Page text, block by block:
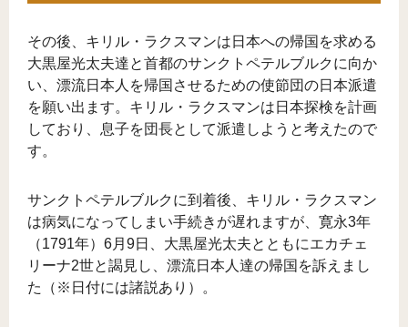
その後、キリル・ラクスマンは日本への帰国を求める
大黒屋光太夫達と首都のサンクトペテルブルクに向か
い、漂流日本人を帰国させるための使節団の日本派遣
を願い出ます。キリル・ラクスマンは日本探検を計画
しており、息子を団長として派遣しようと考えたので
す。
サンクトペテルブルクに到着後、キリル・ラクスマン
は病気になってしまい手続きが遅れますが、寛永3年
（1791年）6月9日、大黒屋光太夫とともにエカチェ
リーナ2世と謁見し、漂流日本人達の帰国を訴えまし
た（※日付には諸説あり）。